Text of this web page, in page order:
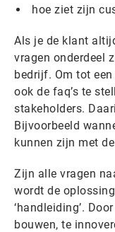
hoe ziet zijn
Als je de klant
vragen onderdeel
bedrijf. Om tot
ook de faq’s te
stakeholders.
Bijvoorbeeld
kunnen zijn met
Zijn alle vragen
wordt de
‘handleiding’.
bouwen, te